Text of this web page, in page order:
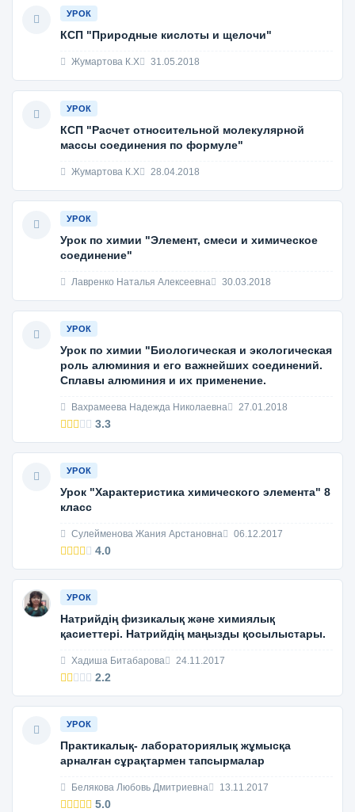
УРОК
КСП "Природные кислоты и щелочи"
Жумартова К.Х 31.05.2018
УРОК
КСП "Расчет относительной молекулярной
массы соединения по формуле"
Жумартова К.Х 28.04.2018
УРОК
Урок по химии "Элемент, смеси и химическое
соединение"
Лавренко Наталья Алексеевна 30.03.2018
УРОК
Урок по химии "Биологическая и экологическая
роль алюминия и его важнейших соединений.
Сплавы алюминия и их применение.
Вахрамеева Надежда Николаевна 27.01.2018
3.3
УРОК
Урок "Характеристика химического элемента" 8
класс
Cулейменова Жания Арстановна 06.12.2017
4.0
УРОК
Натрийдің физикалық және химиялық
қасиеттері. Натрийдің маңызды қосылыстары.
Хадиша Битабарова 24.11.2017
2.2
УРОК
Практикалық- лабораториялық жұмысқа
арналған сұрақтармен тапсырмалар
Белякова Любовь Дмитриевна 13.11.2017
5.0